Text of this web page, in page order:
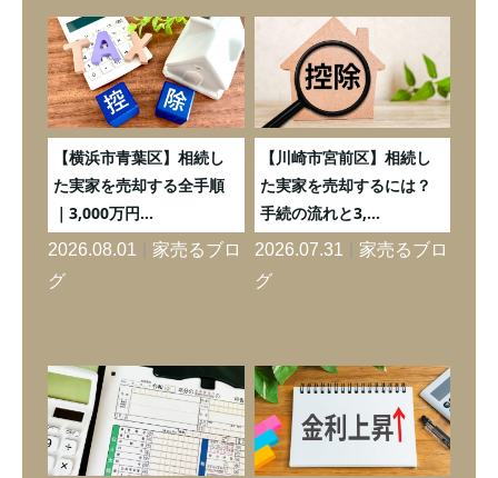
【横浜市青葉区】相続し
た実家を売却する全手順
｜3,000万円...
2026.08.01
家売るブロ
グ
【川崎市宮前区】相続し
た実家を売却するには？
手続の流れと3,...
2026.07.31
家売るブロ
グ